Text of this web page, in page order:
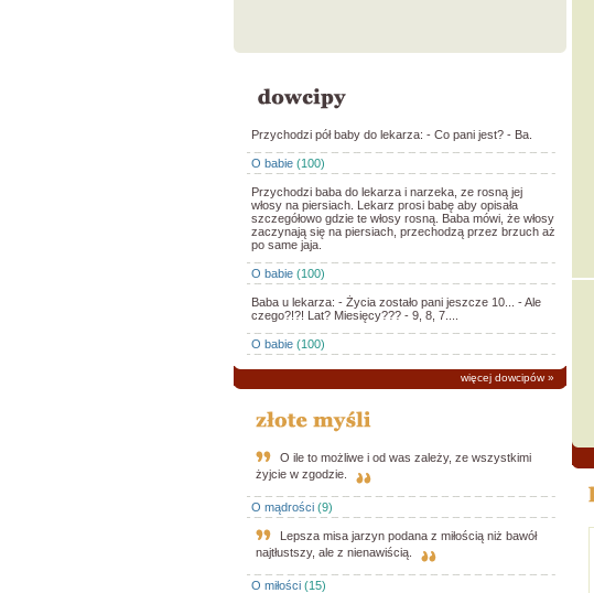
Przychodzi pół baby do lekarza: - Co pani jest? - Ba.
O babie(100)
Przychodzi baba do lekarza i narzeka, ze rosną jej
włosy na piersiach. Lekarz prosi babę aby opisała
szczegółowo gdzie te włosy rosną. Baba mówi, że włosy
zaczynają się na piersiach, przechodzą przez brzuch aż
po same jaja.
O babie(100)
Baba u lekarza: - Życia zostało pani jeszcze 10... - Ale
czego?!?! Lat? Miesięcy??? - 9, 8, 7....
O babie(100)
więcej dowcipów»
O ile to możliwe i od was zależy, ze wszystkimi
żyjcie w zgodzie.
O mądrości(9)
Lepsza misa jarzyn podana z miłością niż bawół
najtłustszy, ale z nienawiścią.
O miłości(15)